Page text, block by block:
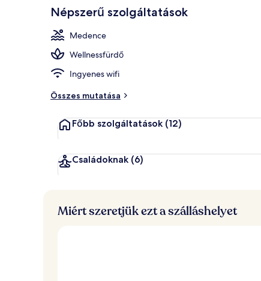
Népszerű szolgáltatások
Medence
Wellnessfürdő
Ingyenes wifi
Összes mutatása
Főbb szolgáltatások (12)
Családoknak (6)
Miért szeretjük ezt a szálláshelyet